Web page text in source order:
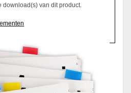
download(s) van dit product.